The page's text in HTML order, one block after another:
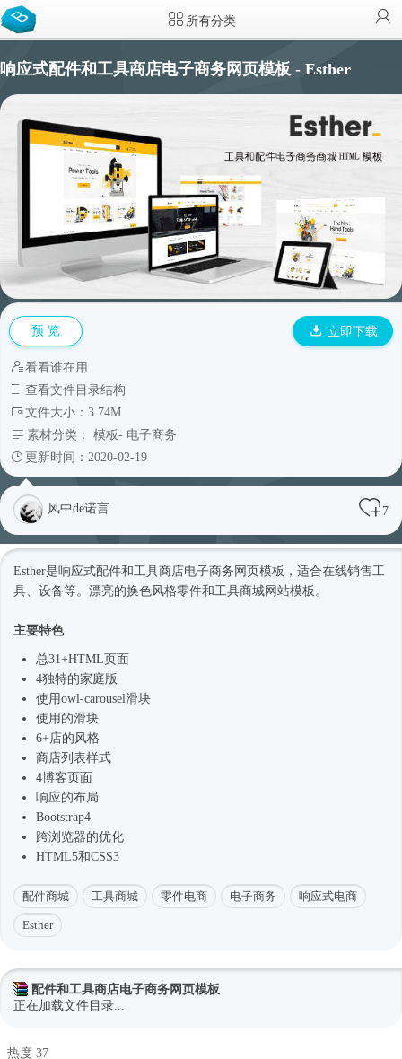
所有分类
响应式配件和工具商店电子商务网页模板 - Esther
预 览 立即下载
看看谁在用
查看文件目录结构
文件大小：3.74M
素材分类： 模板- 电子商务
更新时间：2020-02-19
风中de诺言 7
Esther是响应式配件和工具商店电子商务 网页模板 ，适合在线销售工
具、设备等。漂亮的换色风格零件和工具商城网站模板 。
主要特色
总31+HTML页面
4独特的家庭版
使用owl-carousel滑块
使用的滑块
6+店的风格
商店列表样式
4博客页面
响应的布局
Bootstrap4
跨浏览器的优化
HTML5和CSS3
配件商城 工具商城 零件电商 电子商务 响应式电商
Esther
配件和工具商店电子商务网页模板
正在加载文件目录...
热度 37